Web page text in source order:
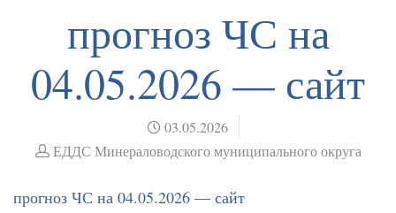
прогноз ЧС на
04.05.2026 — сайт
03.05.2026
ЕДДС Минераловодского муниципального округа
прогноз ЧС на 04.05.2026 — сайт